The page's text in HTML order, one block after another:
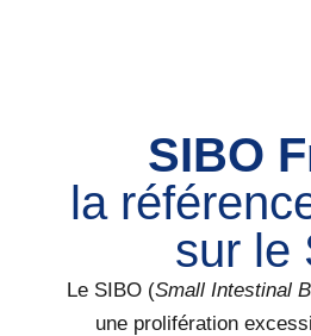
SIBO
la
sur le
Le SIBO (Small Intestinal
une prolifération